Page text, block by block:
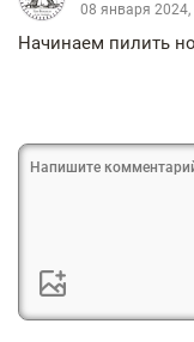
08 января 2024,
Начинаем пилить